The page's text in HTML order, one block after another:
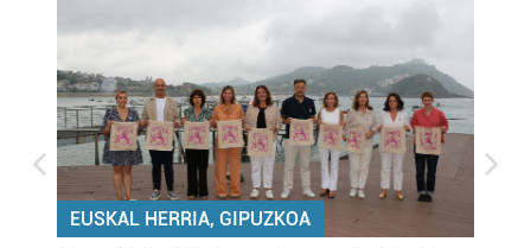
EUSKAL HERRIA, GIPUZKOA